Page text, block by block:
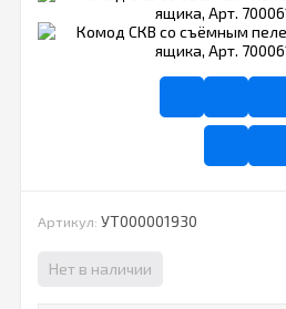
Артикул: УТ000001930
Нет в наличии